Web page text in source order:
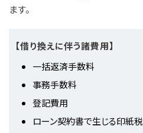
ます。
【借り換えに伴う諸費用】
一括返済手数料
事務手数料
登記費用
ローン契約書で生じる印紙税